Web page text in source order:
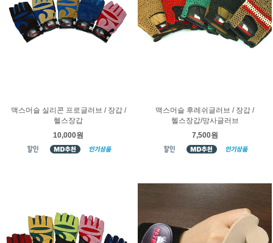
맥스머슬 실리콘 프로글러브 / 장갑 /
헬스장갑
10,000원
맥스머슬 후레쉬글러브 / 장갑 /
헬스장갑/망사글러브
7,500원